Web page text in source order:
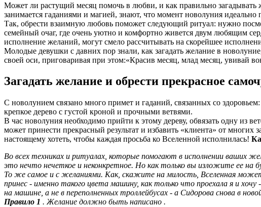
Может ли растущий месяц помочь в любви, и как правильно загадывать
занимается гаданиями и магией, знают, что момент новолуния
Так, обрести взаимную любовь поможет следующий ритуал: нужно
семейный очаг, где очень уютно и комфортно живется двум любящим
исполнение желаний, могут смело рассчитывать на скорейшее
Молодые девушки с давних пор знали, как загадать желание в
своей оси, приговаривая при этом:«Красив месяц, млад месяц, увивай
Загадать желание и обрести прекрасное
С новолунием связано много примет и гаданий, связанных со
крепкое дерево с густой кроной и прочными ветвями.
В час новолуния необходимо прийти к этому дереву, обвязать одну из
может принести прекрасный результат и избавить «клиента» от
настоящему хотеть, чтобы каждая просьба ко Вселенной исполнилась!
Во всех техниках и ритуалах, которые помогают в исполнении ваших
это нечто нечеткое и неконкретное. Но как только вы изложите ее на
То же самое и с желаниями. Как, скажите на милость, Вселенная
принес - именно такого цвета машину, как только что проехала я и
на машине, а не в переполненных троллейбусах - а Сидорова снова в
Правило 1 . Желание должно быть написано .